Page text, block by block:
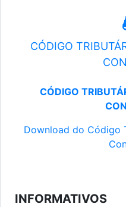
CÓDIGO
CÓDIGO
Download do Código
INFORMATIVOS